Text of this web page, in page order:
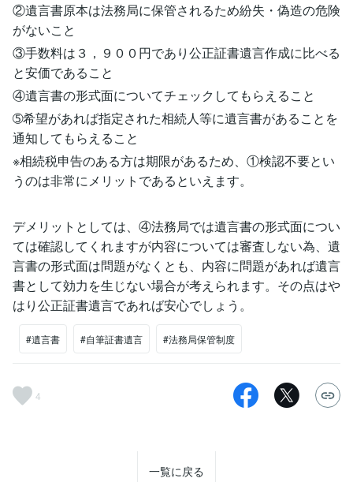
②遺言書原本は法務局に保管されるため紛失・偽造の危険
がないこと
③手数料は３，９００円であり公正証書遺言作成に比べる
と安価であること
④遺言書の形式面についてチェックしてもらえること
➄希望があれば指定された相続人等に遺言書があることを
通知してもらえること
※相続税申告のある方は期限があるため、①検認不要とい
うのは非常にメリットであるといえます。
デメリットとしては、④法務局では遺言書の形式面につい
ては確認してくれますが内容については審査しない為、遺
言書の形式面は問題がなくとも、内容に問題があれば遺言
書として効力を生じない場合が考えられます。その点はや
はり公正証書遺言であれば安心でしょう。
#遺言書 #自筆証書遺言 #法務局保管制度
4
一覧に戻る